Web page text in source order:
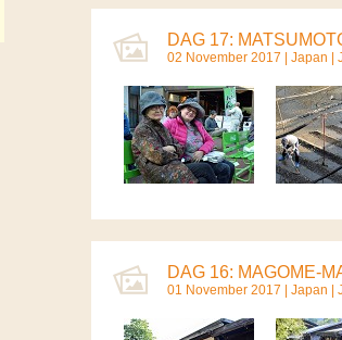
DAG 17:
02 November 2017 | Japan
DAG 16: MAGOME-
01 November 2017 | Japan